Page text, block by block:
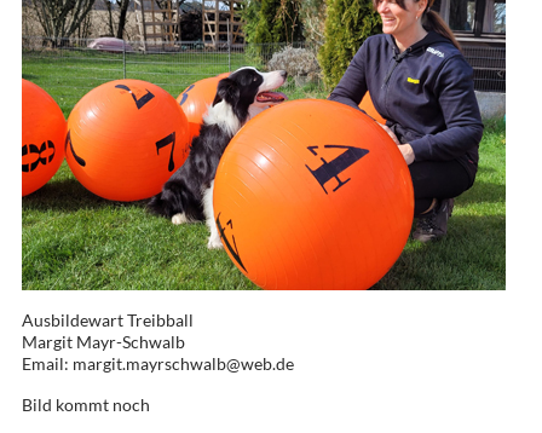
Ausbildewart Treibball
Margit Mayr-Schwalb
Email: margit.mayrschwalb@web.de
Bild kommt noch